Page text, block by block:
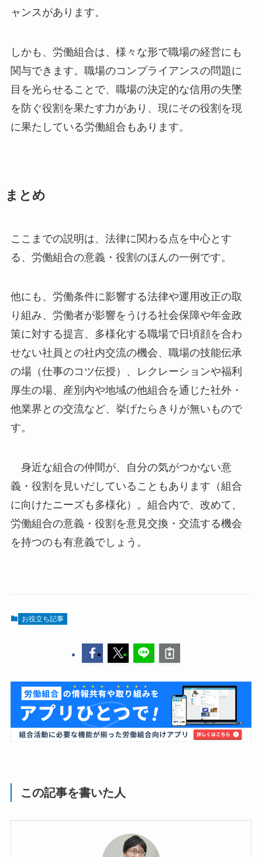
ャンスがあります。
しかも、労働組合は、様々な形で職場の経営にも
関与できます。職場のコンプライアンスの問題に
目を光らせることで、職場の決定的な信用の失墜
を防ぐ役割を果たす力があり、現にその役割を現
に果たしている労働組合もあります。
まとめ
ここまでの説明は、法律に関わる点を中心とす
る、労働組合の意義・役割のほんの一例です。
他にも、労働条件に影響する法律や運用改正の取
り組み、労働者が影響をうける社会保障や年金政
策に対する提言、多様化する職場で日頃顔を合わ
せない社員との社内交流の機会、職場の技能伝承
の場（仕事のコツ伝授）、レクレーションや福利
厚生の場、産別内や地域の他組合を通じた社外・
他業界との交流など、挙げたらきりが無いもので
す。
身近な組合の仲間が、自分の気がつかない意
義・役割を見いだしていることもあります（組合
に向けたニーズも多様化）。組合内で、改めて、
労働組合の意義・役割を意見交換・交流する機会
を持つのも有意義でしょう。
お役立ち記事
この記事を書いた人